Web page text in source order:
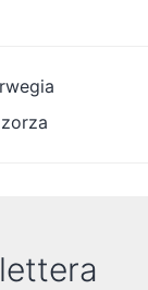
zorza